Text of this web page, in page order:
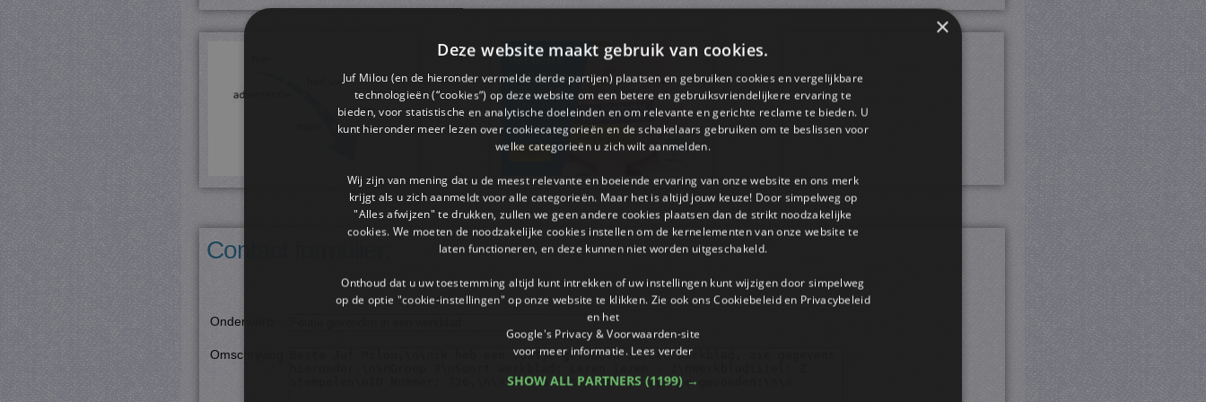
Contact formulier:
Onderwerp
Omschrijving
×
Deze website maakt gebruik van cookies.
Juf Milou (en de hieronder vermelde derde partijen) plaatsen en gebruiken cookies en vergelijkbare
technologieën (“cookies”) op deze website om een ​​betere en gebruiksvriendelijkere ervaring te
bieden, voor statistische en analytische doeleinden en om relevante en gerichte reclame te bieden. U
kunt hieronder meer lezen over cookiecategorieën en de schakelaars gebruiken om te beslissen voor
welke categorieën u zich wilt aanmelden.
Wij zijn van mening dat u de meest relevante en boeiende ervaring van onze website en ons merk
krijgt als u zich aanmeldt voor alle categorieën. Maar het is altijd jouw keuze! Door simpelweg op
"Alles afwijzen" te drukken, zullen we geen andere cookies plaatsen dan de strikt noodzakelijke
cookies. We moeten de noodzakelijke cookies instellen om de kernelementen van onze website te
laten functioneren, en deze kunnen niet worden uitgeschakeld.
Onthoud dat u uw toestemming altijd kunt intrekken of uw instellingen kunt wijzigen door simpelweg
op de optie "cookie-instellingen" op onze website te klikken. Zie ook ons ​​Cookiebeleid en Privacybeleid
en het
Google's Privacy & Voorwaarden-site
voor meer informatie. Lees verder
SHOW ALL PARTNERS (1199) →